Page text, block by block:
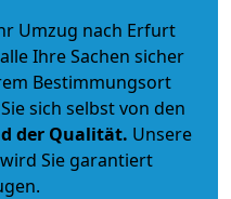
Umzug nach Erfurt
Ihre Sachen sicher
Bestimmungsort
sich selbst von den
der Qualität. Unsere
Sie garantiert